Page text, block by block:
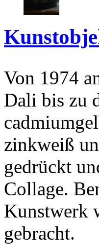
Von 1974
Dali bis zu
zinkweiß
gedrückt
Collage.
Kunstwerk
gebracht.